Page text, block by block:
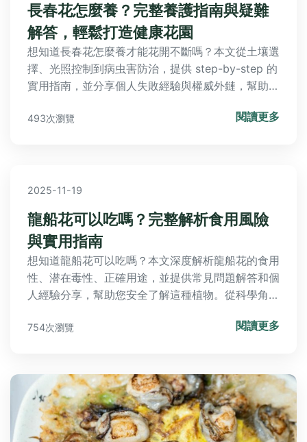
長春花怎麼養？完整養護指南與疑難
解答，輕鬆打造健康花園
想知道長春花怎麼養才能花開不斷嗎？本文從土壤選
擇、光照控制到病虫害防治，提供 step-by-step 的
實用指南，並分享個人失敗經驗與權威外鏈，幫助你
493次瀏覽 閱讀更多
2025-11-19
龍船花可以吃嗎？完整解析食用風險
與實用指南
想知道龍船花可以吃嗎？本文深度解析龍船花的食用
性、潜在毒性、正確用途，並提供常見問題解答和個
人經驗分享，幫助您安全了解這種植物。從科學角度
能獲得實用信息。
754次瀏覽 閱讀更多